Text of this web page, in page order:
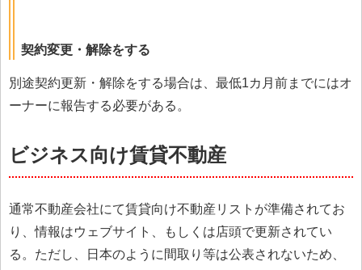
契約変更・解除をする
別途契約更新・解除をする場合は、最低1カ月前までにはオ
ーナーに報告する必要がある。
ビジネス向け賃貸不動産
通常不動産会社にて賃貸向け不動産リストが準備されてお
り、情報はウェブサイト、もしくは店頭で更新されてい
る。ただし、日本のように間取り等は公表されないため、